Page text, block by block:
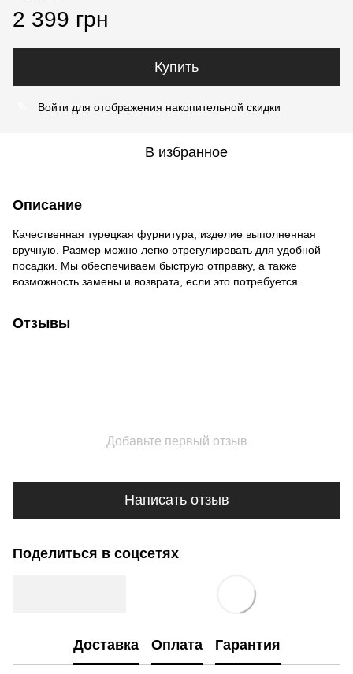
2 399 грн
Купить
Войти для отображения накопительной скидки
В избранное
Описание
Качественная турецкая фурнитура, изделие выполненная
вручную. Размер можно легко отрегулировать для удобной
посадки. Мы обеспечиваем быструю отправку, а также
возможность замены и возврата, если это потребуется.
Отзывы
Добавьте первый отзыв
Написать отзыв
Поделиться в соцсетях
Доставка Оплата Гарантия